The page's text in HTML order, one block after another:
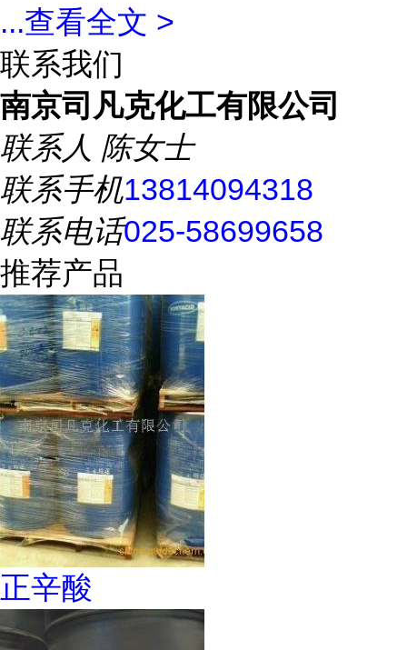
...查看全文 >
联系我们
南京司凡克化工有限公司
联系人 陈女士
联系手机13814094318
联系电话025-58699658
推荐产品
正辛酸